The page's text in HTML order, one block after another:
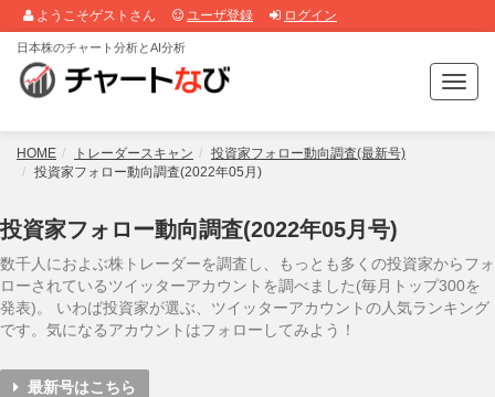
ようこそゲストさん ユーザ登録 ログイン
T
o
g
v
i
g
日本株のチャート分析とAI分析
HOME トレーダースキャン
投資家フォロー動向調査(最新号)
投資家フォロー動向調査(2022年05月)
投資家フォロー動向調査(2022年05月号)
数千人におよぶ株トレーダーを調査し、もっとも多くの投資家からフォ
ローされているツイッターアカウントを調べました(毎月トップ300を
発表)。 いわば投資家が選ぶ、ツイッターアカウントの人気ランキング
です。気になるアカウントはフォローしてみよう！
最新号はこちら